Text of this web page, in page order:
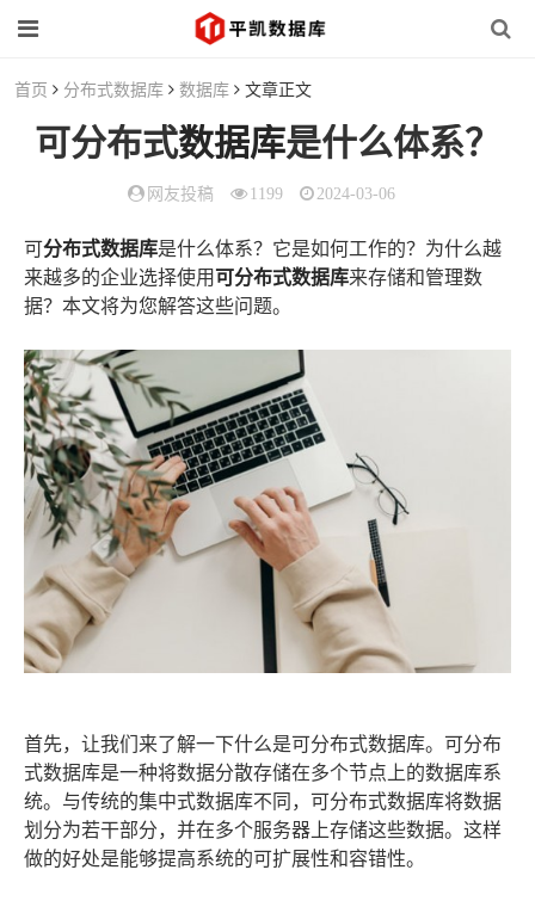
首页 分布式数据库 数据库 文章正文
可分布式数据库是什么体系？
网友投稿 1199 2024-03-06
可分布式数据库是什么体系？它是如何工作的？为什么越
来越多的企业选择使用 可分布式数据库来存储和管理数
据？本文将为您解答这些问题。
首先，让我们来了解一下什么是可分布式数据库。可分布
式数据库是一种将数据分散存储在多个节点上的数据库系
统。与传统的集中式数据库不同，可分布式数据库将数据
划分为若干部分，并在多个服务器上存储这些数据。这样
做的好处是能够提高系统的可扩展性和容错性。